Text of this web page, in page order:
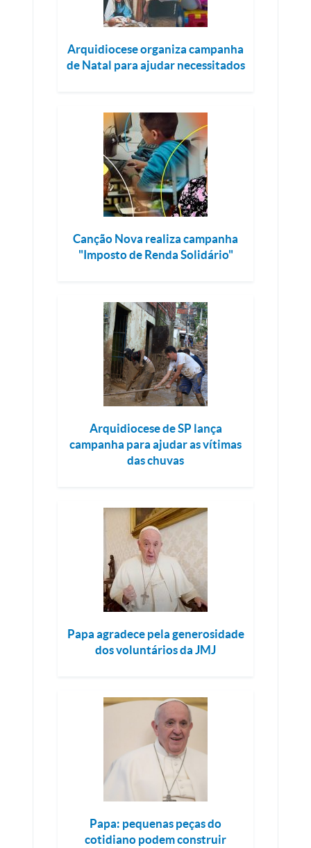
Arquidiocese organiza campanha
de Natal para ajudar necessitados
Canção Nova realiza campanha
"Imposto de Renda Solidário"
Arquidiocese de SP lança
campanha para ajudar as vítimas
das chuvas
Papa agradece pela generosidade
dos voluntários da JMJ
Papa: pequenas peças do
cotidiano podem construir